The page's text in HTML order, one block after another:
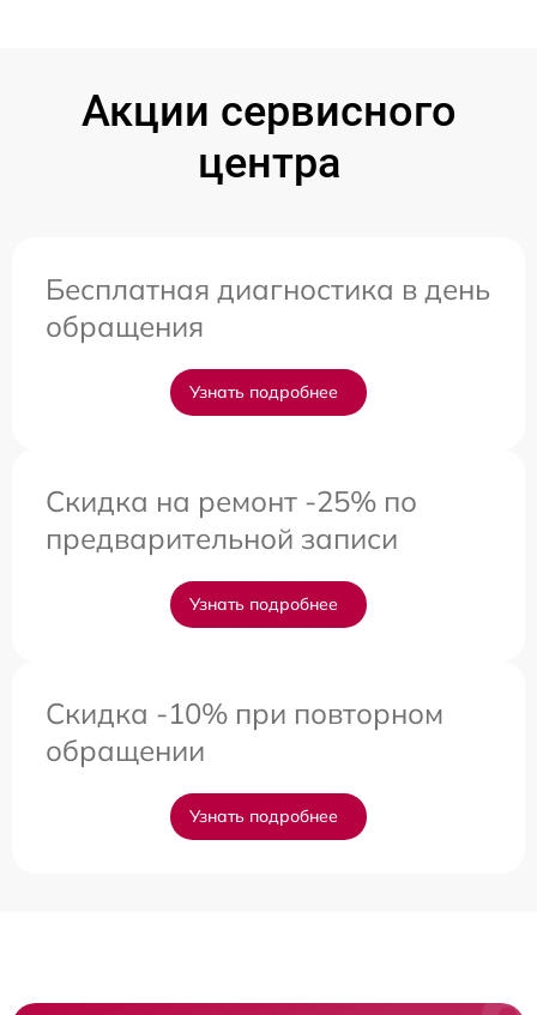
Акции сервисного
центра
Бесплатная диагностика в день
обращения
Узнать подробнее
Скидка на ремонт -25% по
предварительной записи
Узнать подробнее
Скидка -10% при повторном
обращении
Узнать подробнее